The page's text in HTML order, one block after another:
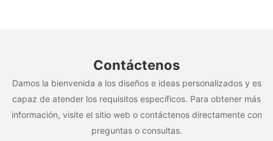
Contáctenos
Damos la bienvenida a los diseños e ideas personalizados y es
capaz de atender los requisitos específicos. Para obtener más
información, visite el sitio web o contáctenos directamente con
preguntas o consultas.